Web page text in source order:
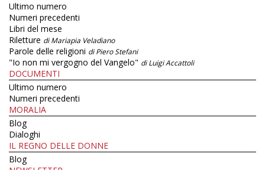
Ultimo numero
Numeri precedenti
Libri del mese
Riletture di Mariapia Veladiano
Parole delle religioni di Piero Stefani
"Io non mi vergogno del Vangelo" di Luigi Accattoli
DOCUMENTI
Ultimo numero
Numeri precedenti
MORALIA
Blog
Dialoghi
IL REGNO DELLE DONNE
Blog